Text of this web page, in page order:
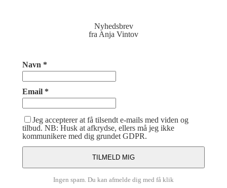
Nyhedsbrev
fra Anja Vintov
Navn *
Email *
Jeg accepterer at få tilsendt e-mails med viden og
tilbud. NB: Husk at afkrydse, ellers må jeg ikke
kommunikere med dig grundet GDPR.
Ingen spam. Du kan afmelde dig med få klik